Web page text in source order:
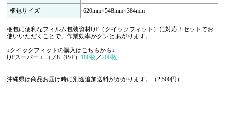
梱包サイズ 620mm×548mm×384mm
梱包に便利なフィルム包装資材QF（クイックフィット）に対応！セットでお
使いいただくことで、作業効率がグンとあがります。
↓クイックフィットの購入はこちらから↓
QFスーパーエコノ8（B/F） 100枚／200枚
沖縄県は商品お届け時に別途追加送料がかかります。（2,500円）